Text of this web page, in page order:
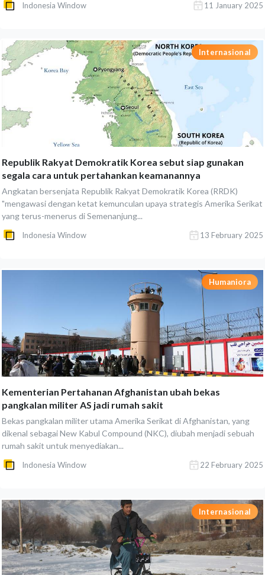
Indonesia Window 11 January 2025
Internasional
Republik Rakyat Demokratik Korea sebut siap gunakan
segala cara untuk pertahankan keamanannya
Angkatan bersenjata Republik Rakyat Demokratik Korea (RRDK)
"mengawasi dengan ketat kemunculan upaya strategis Amerika Serikat
yang terus-menerus di Semenanjung...
Indonesia Window 13 February 2025
Humaniora
Kementerian Pertahanan Afghanistan ubah bekas
pangkalan militer AS jadi rumah sakit
Bekas pangkalan militer utama Amerika Serikat di Afghanistan, yang
dikenal sebagai New Kabul Compound (NKC), diubah menjadi sebuah
rumah sakit untuk menyediakan...
Indonesia Window 22 February 2025
Internasional